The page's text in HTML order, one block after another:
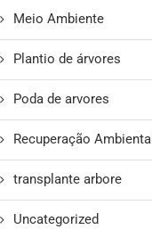
Meio Ambiente
Plantio de árvores
Poda de arvores
Recuperação Ambiental
transplante arbore
Uncategorized